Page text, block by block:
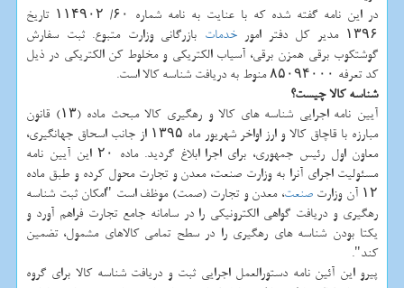
در این نامه گفته شده که با عنایت به نامه شماره ۶۰/ ۱۱۴۹۰۲ تاریخ
۱۳۹۶ مدیر کل دفتر امور
خدمات بازرگانی وزارت متبوع. ثبت سفارش
گوشتکوب برقی همزن برقی، آسیاب الکتریکی و مخلوط کن الکتریکی در ذیل
کد تعرفه ۸۵۰۹۴۰۰۰ منوط به دریافت شناسه کالا است.
شناسه کالا چیست؟
آیین نامه اجرایی شناسه های کالا و رهگیری کالا مبحث ماده (۱۳) قانون
مبارزه با قاچاق کالا و ارز اواخر شهریور ماه ۱۳۹۵ از جانب اسحاق جهانگیری،
معاون اول رئیس جمهوری، برای اجرا ابلاغ گردید. ماده ۲۰ این آیین نامه
مسئولیت اجرای آنرا به وزارت صنعت، معدن و تجارت محول کرده و طبق ماده
۱۲ آن وزارت
صنعت، معدن و تجارت (صمت) موظف است "امکان ثبت شناسه
رهگیری و دریافت گواهی الکترونیکی را در سامانه جامع تجارت فراهم آورد و
یکتا بودن شناسه های رهگیری را در سطح تمامی کالاهای مشمول، تضمین
کند".
پیرو این آئین نامه دستورالعمل اجرایی ثبت و دریافت شناسه کالا برای گروه